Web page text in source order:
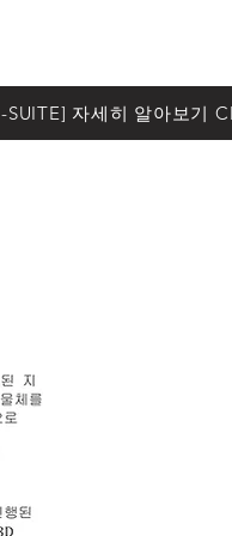
SUITE] 자세히 알아보기